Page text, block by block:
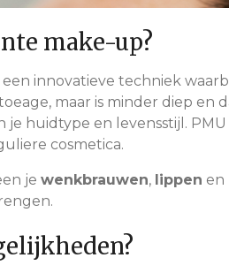
make-up?
innovatieve techniek
maar is minder diep
je huidtype en levensstijl.
cosmetica.
je wenkbrauwen, lippen en